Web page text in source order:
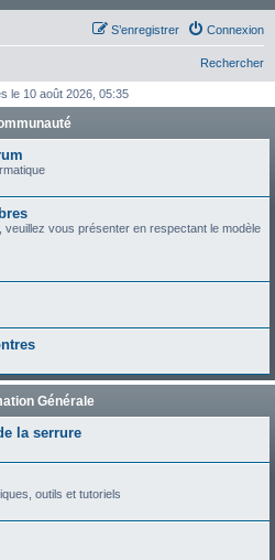
Connexion
S’enregistrer
Rechercher
le 10 août 2026, 05:35
veuillez vous présenter en respectant le modèle
Générale
la serrure
outils et tutoriels